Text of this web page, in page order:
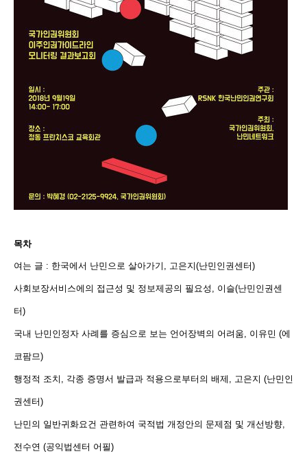
목차
여는 글 : 한국에서 난민으로 살아가기, 고은지(난민인권센터)
사회보장서비스에의 접근성 및 정보제공의 필요성, 이슬(난민인권센
터)
국내 난민인정자 사례를 증심으로 보는 언어장벽의 어려움, 이유민 (에
코팜므)
행정적 조치, 각종 증명서 발급과 적용으로부터의 배제, 고은지 (난민인
권센터)
난민의 일반귀화요건 관련하여 국적법 개정안의 문제점 및 개선방향,
전수연 (공익법센터 어필)